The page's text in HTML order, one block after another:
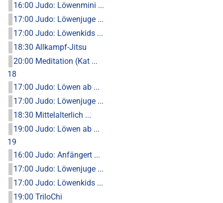
16:00 Judo: Löwenmini ...
17:00 Judo: Löwenjuge ...
17:00 Judo: Löwenkids ...
18:30 Allkampf-Jitsu
20:00 Meditation (Kat ...
18
17:00 Judo: Löwen ab ...
17:00 Judo: Löwenjuge ...
18:30 Mittelalterlich ...
19:00 Judo: Löwen ab ...
19
16:00 Judo: Anfängert ...
17:00 Judo: Löwenjuge ...
17:00 Judo: Löwenkids ...
19:00 TriloChi